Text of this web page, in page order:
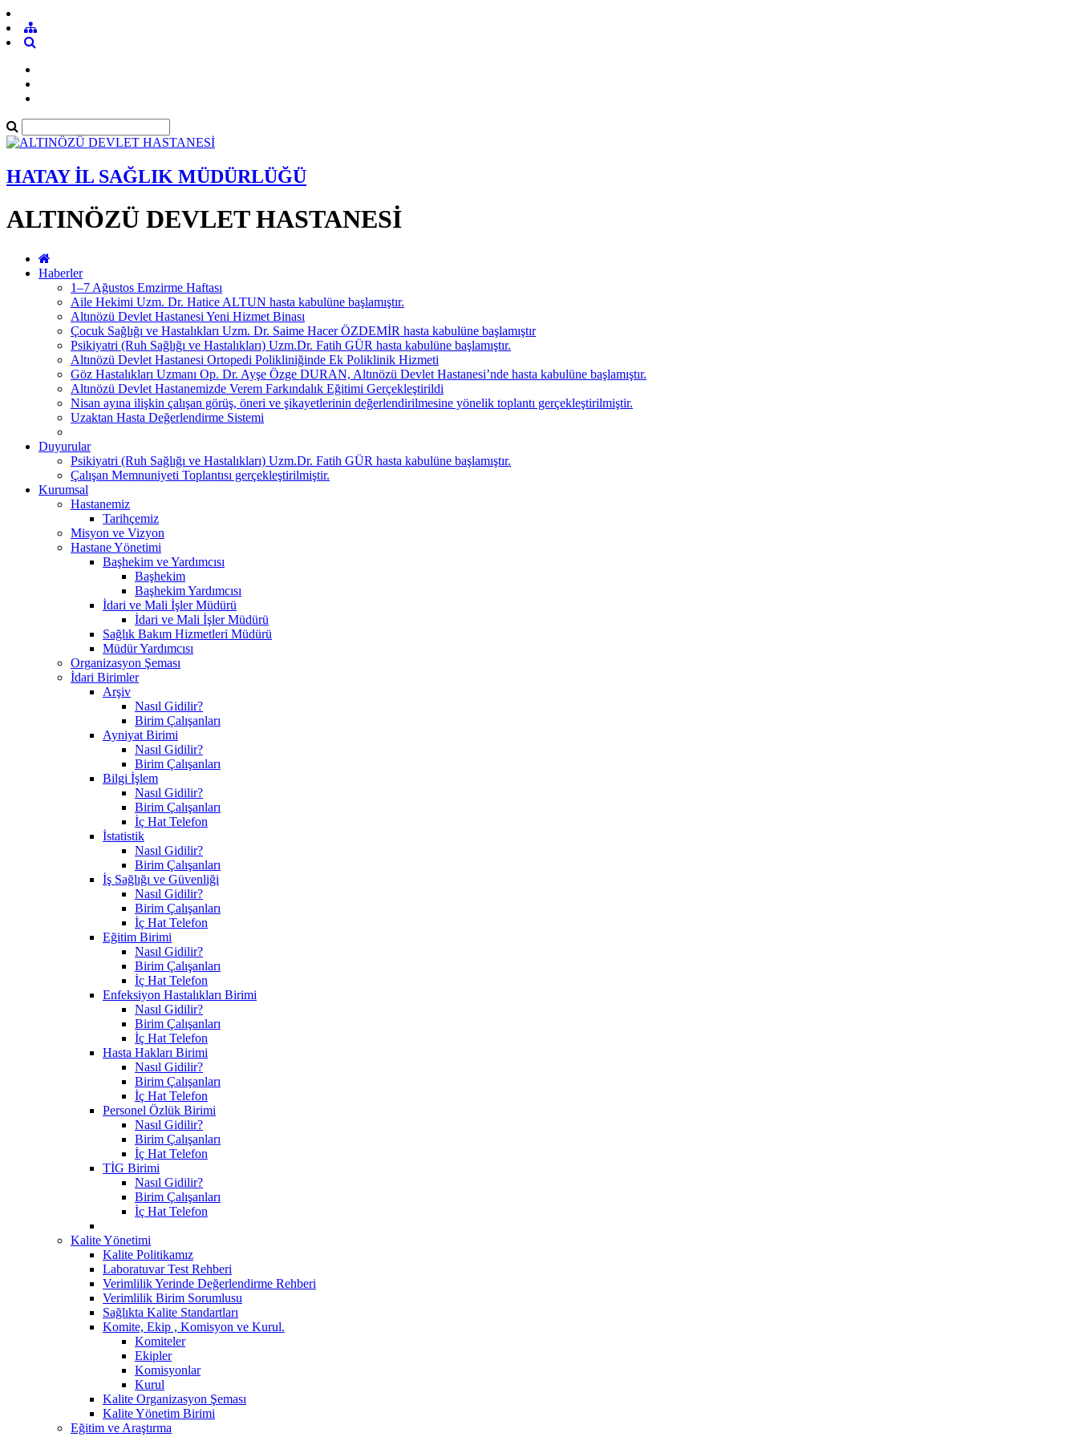
HATAY İL SAĞLIK MÜDÜRLÜĞÜ
ALTINÖZÜ DEVLET HASTANESİ
Haberler
1–7 Ağustos Emzirme Haftası
Aile Hekimi Uzm. Dr. Hatice ALTUN hasta kabulüne başlamıştır.
Altınözü Devlet Hastanesi Yeni Hizmet Binası
Çocuk Sağlığı ve Hastalıkları Uzm. Dr. Saime Hacer ÖZDEMİR hasta kabulüne başlamıştır
Psikiyatri (Ruh Sağlığı ve Hastalıkları) Uzm.Dr. Fatih GÜR hasta kabulüne başlamıştır.
Altınözü Devlet Hastanesi Ortopedi Polikliniğinde Ek Poliklinik Hizmeti
Göz Hastalıkları Uzmanı Op. Dr. Ayşe Özge DURAN, Altınözü Devlet Hastanesi’nde hasta kabulüne başlamıştır.
Altınözü Devlet Hastanemizde Verem Farkındalık Eğitimi Gerçekleştirildi
Nisan ayına ilişkin çalışan görüş, öneri ve şikayetlerinin değerlendirilmesine yönelik toplantı gerçekleştirilmiştir.
Uzaktan Hasta Değerlendirme Sistemi
Duyurular
Psikiyatri (Ruh Sağlığı ve Hastalıkları) Uzm.Dr. Fatih GÜR hasta kabulüne başlamıştır.
Çalışan Memnuniyeti Toplantısı gerçekleştirilmiştir.
Kurumsal
Hastanemiz
Tarihçemiz
Misyon ve Vizyon
Hastane Yönetimi
Başhekim ve Yardımcısı
Başhekim
Başhekim Yardımcısı
İdari ve Mali İşler Müdürü
İdari ve Mali İşler Müdürü
Sağlık Bakım Hizmetleri Müdürü
Müdür Yardımcısı
Organizasyon Şeması
İdari Birimler
Arşiv
Nasıl Gidilir?
Birim Çalışanları
Ayniyat Birimi
Nasıl Gidilir?
Birim Çalışanları
Bilgi İşlem
Nasıl Gidilir?
Birim Çalışanları
İç Hat Telefon
İstatistik
Nasıl Gidilir?
Birim Çalışanları
İş Sağlığı ve Güvenliği
Nasıl Gidilir?
Birim Çalışanları
İç Hat Telefon
Eğitim Birimi
Nasıl Gidilir?
Birim Çalışanları
İç Hat Telefon
Enfeksiyon Hastalıkları Birimi
Nasıl Gidilir?
Birim Çalışanları
İç Hat Telefon
Hasta Hakları Birimi
Nasıl Gidilir?
Birim Çalışanları
İç Hat Telefon
Personel Özlük Birimi
Nasıl Gidilir?
Birim Çalışanları
İç Hat Telefon
TİG Birimi
Nasıl Gidilir?
Birim Çalışanları
İç Hat Telefon
Kalite Yönetimi
Kalite Politikamız
Laboratuvar Test Rehberi
Verimlilik Yerinde Değerlendirme Rehberi
Verimlilik Birim Sorumlusu
Sağlıkta Kalite Standartları
Komite, Ekip , Komisyon ve Kurul.
Komiteler
Ekipler
Komisyonlar
Kurul
Kalite Organizasyon Şeması
Kalite Yönetim Birimi
Eğitim ve Araştırma